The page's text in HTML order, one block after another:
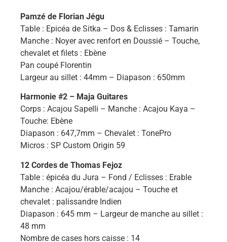
Pamzé de Florian Jégu
Table : Epicéa de Sitka – Dos & Eclisses : Tamarin
Manche : Noyer avec renfort en Doussié – Touche,
chevalet et filets : Ebène
Pan coupé Florentin
Largeur au sillet : 44mm – Diapason : 650mm
Harmonie #2 – Maja Guitares
Corps : Acajou Sapelli – Manche : Acajou Kaya –
Touche: Ebène
Diapason : 647,7mm – Chevalet : TonePro
Micros : SP Custom Origin 59
12 Cordes de Thomas Fejoz
Table : épicéa du Jura – Fond / Eclisses : Erable
Manche : Acajou/érable/acajou – Touche et
chevalet : palissandre Indien
Diapason : 645 mm – Largeur de manche au sillet :
48 mm
Nombre de cases hors caisse : 14